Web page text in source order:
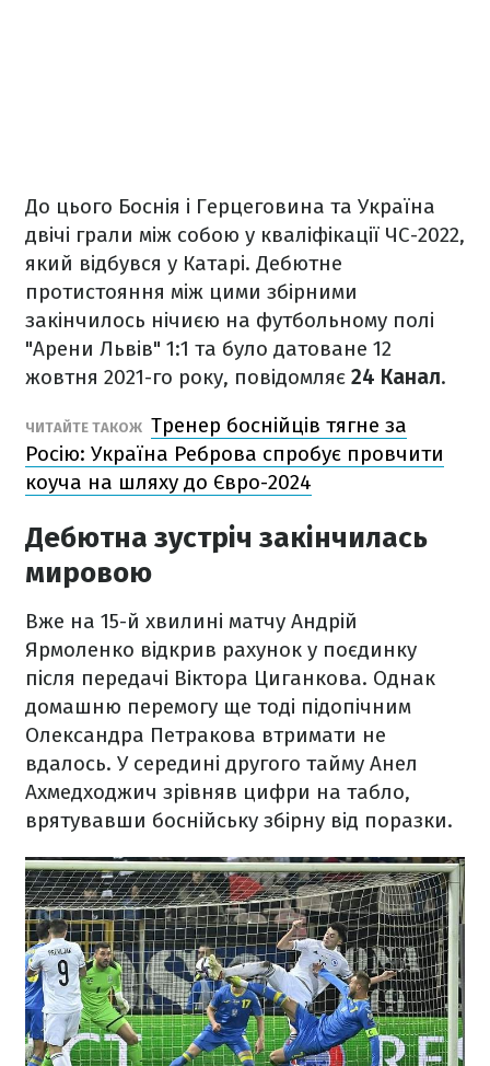
До цього Боснія і Герцеговина та Україна
двічі грали між собою у кваліфікації ЧС-2022,
який відбувся у Катарі. Дебютне
протистояння між цими збірними
закінчилось нічиєю на футбольному полі
"Арени Львів" 1:1 та було датоване 12
жовтня 2021-го року, повідомляє 24 Канал.
ЧИТАЙТЕ ТАКОЖ Тренер боснійців тягне за
Росію: Україна Реброва спробує провчити
коуча на шляху до Євро-2024
Дебютна зустріч закінчилась
мировою
Вже на 15-й хвилині матчу Андрій
Ярмоленко відкрив рахунок у поєдинку
після передачі Віктора Циганкова. Однак
домашню перемогу ще тоді підопічним
Олександра Петракова втримати не
вдалось. У середині другого тайму Анел
Ахмедходжич зрівняв цифри на табло,
врятувавши боснійську збірну від поразки.